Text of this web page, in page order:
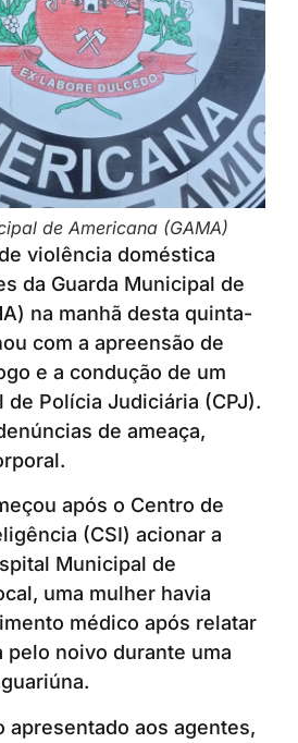
de Americana (GAMA)
violência doméstica
da Guarda Municipal de
na manhã desta quinta-
com a apreensão de
e a condução de um
de Polícia Judiciária (CPJ).
de ameaça,
após o Centro de
(CSI) acionar a
Municipal de
uma mulher havia
médico após relatar
pelo noivo durante uma
apresentado aos agentes,